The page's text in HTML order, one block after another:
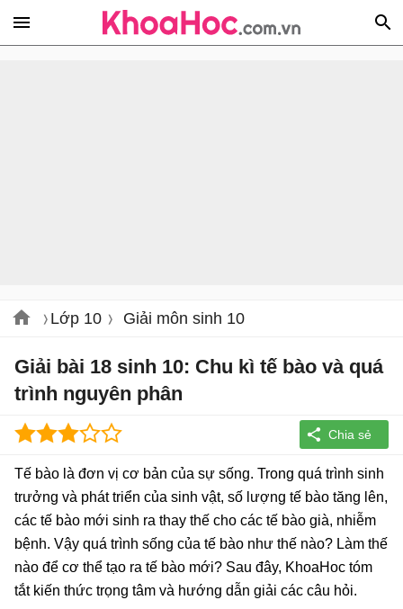
Lớp 10 Giải môn sinh 10
Giải bài 18 sinh 10: Chu kì tế bào và quá
trình nguyên phân
Tế bào là đơn vị cơ bản của sự sống. Trong quá trình sinh
trưởng và phát triển của sinh vật, số lượng tế bào tăng lên,
các tế bào mới sinh ra thay thế cho các tế bào già, nhiễm
bệnh. Vậy quá trình sống của tế bào như thế nào? Làm thế
nào để cơ thể tạo ra tế bào mới? Sau đây, KhoaHoc tóm
tắt kiến thức trọng tâm và hướng dẫn giải các câu hỏi.